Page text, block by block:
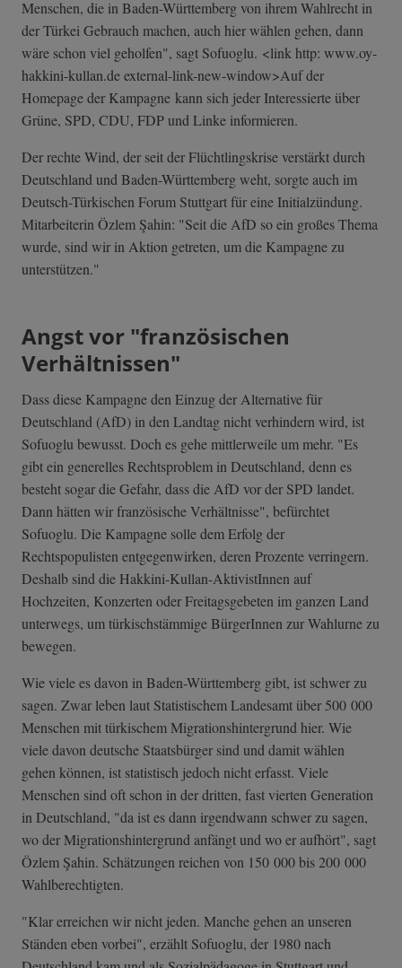
Menschen, die in Baden-Württemberg von ihrem Wahlrecht in
der Türkei Gebrauch machen, auch hier wählen gehen, dann
wäre schon viel geholfen", sagt Sofuoglu. <link http: www.oy-
hakkini-kullan.de external-link-new-window>Auf der
Homepage der Kampagne kann sich jeder Interessierte über
Grüne, SPD, CDU, FDP und Linke informieren.
Der rechte Wind, der seit der Flüchtlingskrise verstärkt durch
Deutschland und Baden-Württemberg weht, sorgte auch im
Deutsch-Türkischen Forum Stuttgart für eine Initialzündung.
Mitarbeiterin Özlem Şahin: "Seit die AfD so ein großes Thema
wurde, sind wir in Aktion getreten, um die Kampagne zu
unterstützen."
Angst vor "französischen
Verhältnissen"
Dass diese Kampagne den Einzug der Alternative für
Deutschland (AfD) in den Landtag nicht verhindern wird, ist
Sofuoglu bewusst. Doch es gehe mittlerweile um mehr. "Es
gibt ein generelles Rechtsproblem in Deutschland, denn es
besteht sogar die Gefahr, dass die AfD vor der SPD landet.
Dann hätten wir französische Verhältnisse", befürchtet
Sofuoglu. Die Kampagne solle dem Erfolg der
Rechtspopulisten entgegenwirken, deren Prozente verringern.
Deshalb sind die Hakkini-Kullan-AktivistInnen auf
Hochzeiten, Konzerten oder Freitagsgebeten im ganzen Land
unterwegs, um türkischstämmige BürgerInnen zur Wahlurne zu
bewegen.
Wie viele es davon in Baden-Württemberg gibt, ist schwer zu
sagen. Zwar leben laut Statistischem Landesamt über 500 000
Menschen mit türkischem Migrationshintergrund hier. Wie
viele davon deutsche Staatsbürger sind und damit wählen
gehen können, ist statistisch jedoch nicht erfasst. Viele
Menschen sind oft schon in der dritten, fast vierten Generation
in Deutschland, "da ist es dann irgendwann schwer zu sagen,
wo der Migrationshintergrund anfängt und wo er aufhört", sagt
Özlem Şahin. Schätzungen reichen von 150 000 bis 200 000
Wahlberechtigten.
"Klar erreichen wir nicht jeden. Manche gehen an unseren
Ständen eben vorbei", erzählt Sofuoglu, der 1980 nach